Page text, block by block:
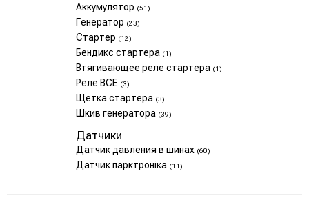
Аккумулятор (51)
Генератор (23)
Стартер (12)
Бендикс стартера (1)
Втягивающее реле стартера (1)
Реле ВСЕ (3)
Щетка стартера (3)
Шкив генератора (39)
Датчики
Датчик давления в шинах (60)
Датчик парктроніка (11)